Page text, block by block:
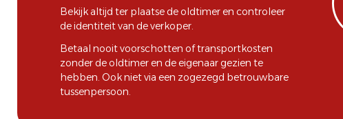
Bekijk altijd ter plaatse de oldtimer en controleer
de identiteit van de verkoper.
Betaal nooit voorschotten of transportkosten
zonder de oldtimer en de eigenaar gezien te
hebben. Ook niet via een zogezegd betrouwbare
tussenpersoon.